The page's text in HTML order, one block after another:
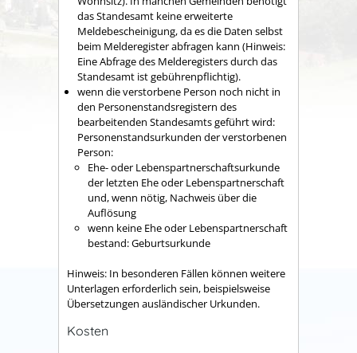
das Standesamt keine erweiterte
Meldebescheinigung, da es die Daten selbst
beim Melderegister abfragen kann (Hinweis:
Eine Abfrage des Melderegisters durch das
Standesamt ist gebührenpflichtig).
wenn die verstorbene Person noch nicht in
den Personenstandsregistern des
bearbeitenden Standesamts geführt wird:
Personenstandsurkunden der verstorbenen
Person:
Ehe- oder Lebenspartnerschaftsurkunde
der letzten Ehe oder Lebenspartnerschaft
und, wenn nötig, Nachweis über die
Auflösung
wenn keine Ehe oder Lebenspartnerschaft
bestand: Geburtsurkunde
Hinweis: In besonderen Fällen können weitere
Unterlagen erforderlich sein, beispielsweise
Übersetzungen ausländischer Urkunden.
Kosten